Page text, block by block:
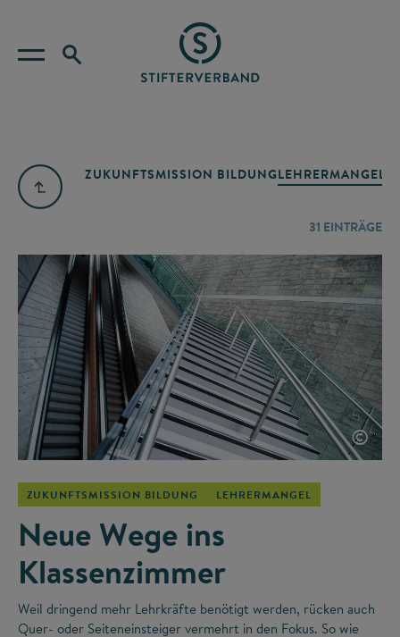
ZUKUNFTSMISSION BILDUNGLEHRERMANGEL
31 EINTRÄGE
©
ZUKUNFTSMISSION BILDUNG LEHRERMANGEL
Neue Wege ins
Klassenzimmer
Weil dringend mehr Lehrkräfte benötigt werden, rücken auch
Quer- oder Seiteneinsteiger vermehrt in den Fokus. So wie